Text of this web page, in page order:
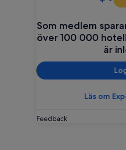
Som medlem
över 100 000
är
Läs om
Feedback